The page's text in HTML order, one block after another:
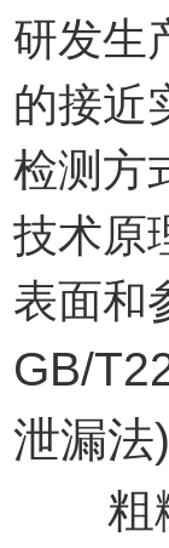
研发生
的接近
检测方
技术原
表面和
GB/
泄漏法
粗糙